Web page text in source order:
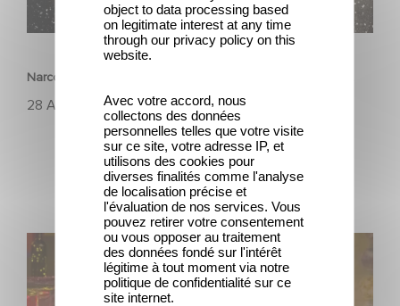
SERIES
Narcos: 10 anni di una serie di successo targata Gaumont
28 Agosto 2025
Una nueva serie protagonizada por Aimee Lou Wood
llegará pronto a la BBC.
object to data processing based
on legitimate interest at any time
through our privacy policy on this
website.
Avec votre accord, nous
collectons des données
personnelles telles que votre visite
sur ce site, votre adresse IP, et
utilisons des cookies pour
diverses finalités comme l'analyse
de localisation précise et
l'évaluation de nos services. Vous
pouvez retirer votre consentement
ou vous opposer au traitement
des données fondé sur l'intérêt
légitime à tout moment via notre
politique de confidentialité sur ce
site internet.